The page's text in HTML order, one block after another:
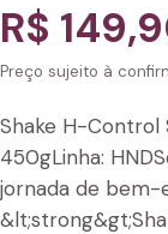
R$
Preço sujeito à
Shake H-Control
450gLinha:
jornada de bem-